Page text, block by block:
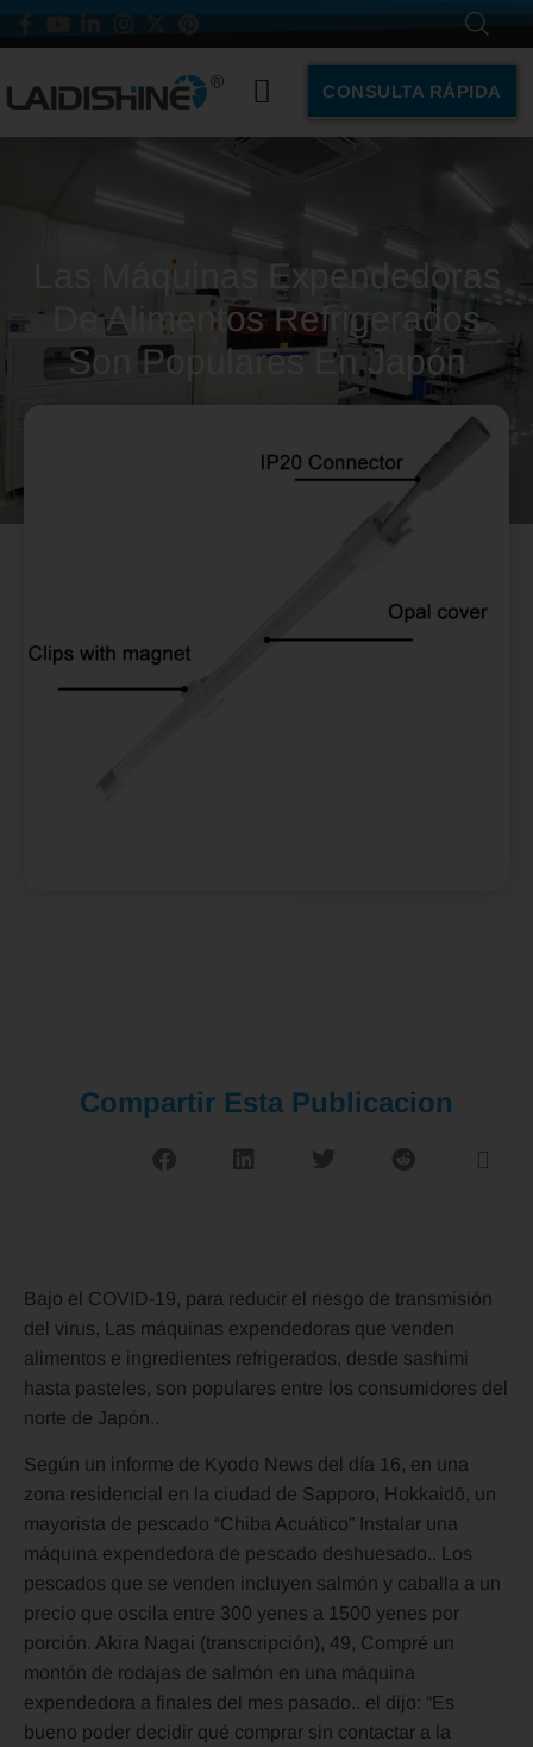
CONSULTA RÁPIDA
Las Máquinas Expendedoras
De Alimentos Refrigerados
Son Populares En Japón
Compartir Esta Publicacion
Bajo el COVID-19, para reducir el riesgo de transmisión
del virus, Las máquinas expendedoras que venden
alimentos e ingredientes refrigerados, desde sashimi
hasta pasteles, son populares entre los consumidores del
norte de Japón..
Según un informe de Kyodo News del día 16, en una
zona residencial en la ciudad de Sapporo, Hokkaidō, un
mayorista de pescado “Chiba Acuático” Instalar una
máquina expendedora de pescado deshuesado.. Los
pescados que se venden incluyen salmón y caballa a un
precio que oscila entre 300 yenes a 1500 yenes por
porción. Akira Nagai (transcripción), 49, Compré un
montón de rodajas de salmón en una máquina
expendedora a finales del mes pasado.. el dijo: “Es
bueno poder decidir qué comprar sin contactar a la